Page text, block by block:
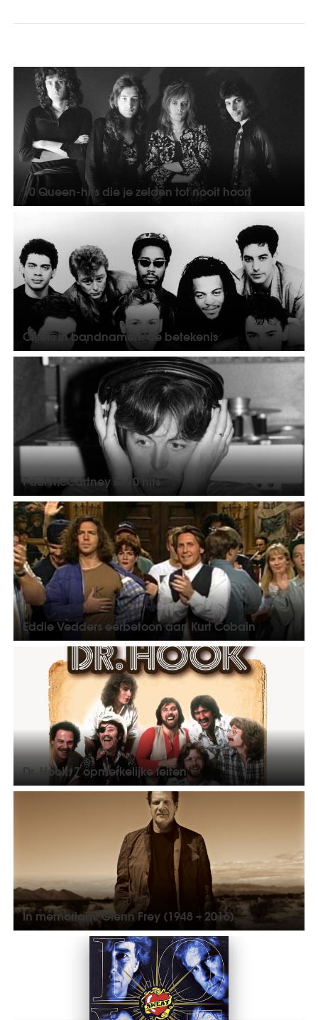
10 Queen-hits die je zelden tot nooit hoort
Cijfers in bandnamen: dé betekenis
Paul McCartney in 10 hits
Eddie Vedders eerbetoon aan Kurt Cobain
Dr. Hook: 7 opmerkelijke feiten
In memoriam: Glenn Frey (1948 – 2016)